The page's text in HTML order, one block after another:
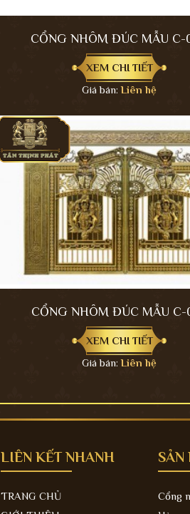
CỔNG NHÔM ĐÚC MẪU C-
XEM CHI TIẾT
Giá bán:Liên hệ
CỔNG NHÔM ĐÚC MẪU C-
XEM CHI TIẾT
Giá bán:Liên hệ
LIÊN KẾT NHANH
TRANG CHỦ
SẢN
Cổng